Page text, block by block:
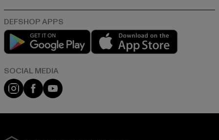
Play market
Instagram
FacebookYouTube